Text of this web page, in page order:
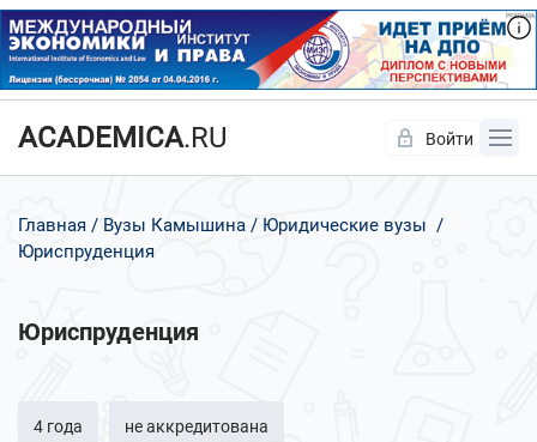
ACADEMICA.RU Войти
Главная Вузы Камышина
Юридические вузы
Юриспруденция
Юриспруденция
4 года не аккредитована
Да Нет